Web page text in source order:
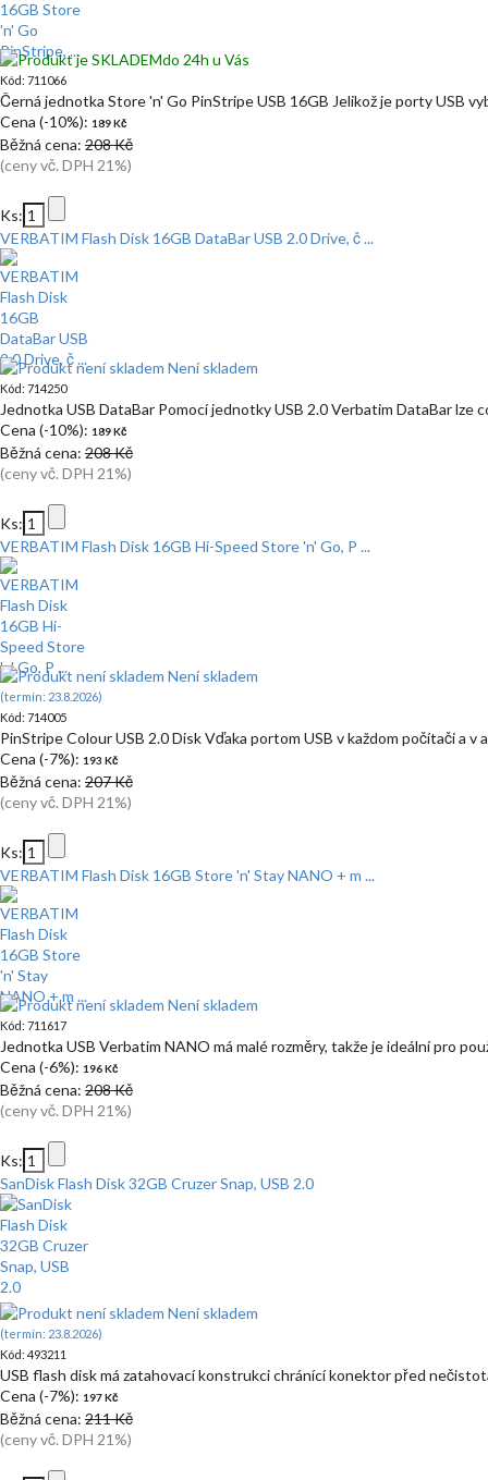
do 24h u Vás
Kód: 711066
Černá jednotka Store 'n' Go PinStripe USB 16GB Jelikož je porty USB
Cena (-10%): 189 Kč
Běžná cena: 208 Kč
(ceny vč. DPH 21%)
Ks:
VERBATIM Flash Disk 16GB DataBar USB 2.0 Drive, č ...
Není skladem
Kód: 714250
Jednotka USB DataBar Pomocí jednotky USB 2.0 Verbatim DataBar lze
Cena (-10%): 189 Kč
Běžná cena: 208 Kč
(ceny vč. DPH 21%)
Ks:
VERBATIM Flash Disk 16GB Hi-Speed Store 'n' Go, P ...
Není skladem
(termín: 23.8.2026)
Kód: 714005
PinStripe Colour USB 2.0 Disk Vďaka portom USB v každom počítači a v
Cena (-7%): 193 Kč
Běžná cena: 207 Kč
(ceny vč. DPH 21%)
Ks:
VERBATIM Flash Disk 16GB Store 'n' Stay NANO + m ...
Není skladem
Kód: 711617
Jednotka USB Verbatim NANO má malé rozměry, takže je ideální pro
Cena (-6%): 196 Kč
Běžná cena: 208 Kč
(ceny vč. DPH 21%)
Ks:
SanDisk Flash Disk 32GB Cruzer Snap, USB 2.0
Není skladem
(termín: 23.8.2026)
Kód: 493211
USB flash disk má zatahovací konstrukci chránící konektor před
Cena (-7%): 197 Kč
Běžná cena: 211 Kč
(ceny vč. DPH 21%)